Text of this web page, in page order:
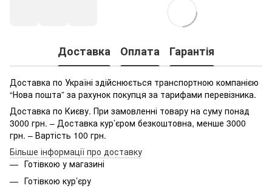
Доставка Оплата Гарантія
Доставка по Україні здійснюється транспортною компанією
“Нова пошта” за рахунок покупця за тарифами перевізника.
Доставка по Києву. При замовленні товару на суму понад
3000 грн. – Доставка кур’єром безкоштовна, менше 3000
грн. – Вартість 100 грн.
Більше інформації про доставку
Готівкою у магазині
Готівкою кур’єру